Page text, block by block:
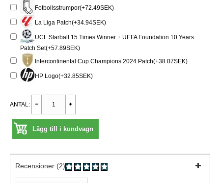
Fotbollsstrumpor(+72.49SEK)
La Liga Patch(+34.94SEK)
UCL Starball 15 Times Winner + UEFA Foundation 10 Years
Patch Set(+57.89SEK)
Intercontinental Cup Champions 2024 Patch(+38.07SEK)
HP Logo(+32.85SEK)
ANTAL:
Lägg till i kundvagn
Recensioner (2)